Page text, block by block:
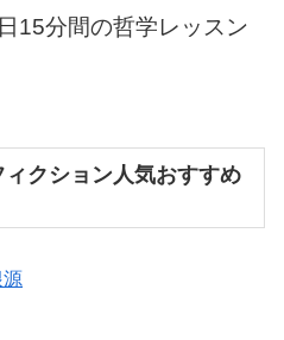
15分間の哲学レッスン
クション人気おすすめ
源